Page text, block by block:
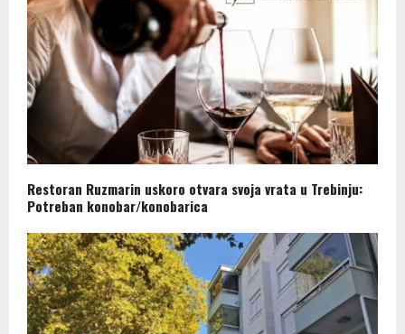
Restoran Ruzmarin uskoro otvara svoja vrata u Trebinju:
Potreban konobar/konobarica